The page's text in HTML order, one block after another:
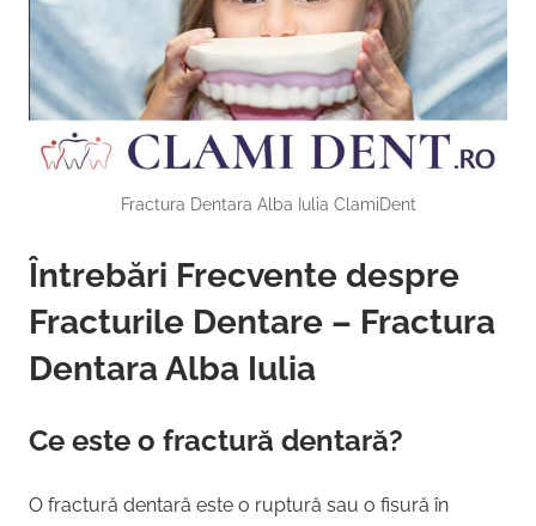
Fractura Dentara Alba Iulia ClamiDent
Întrebări Frecvente despre
Fracturile Dentare – Fractura
Dentara Alba Iulia
Ce este o fractură dentară?
O fractură dentară este o ruptură sau o fisură în